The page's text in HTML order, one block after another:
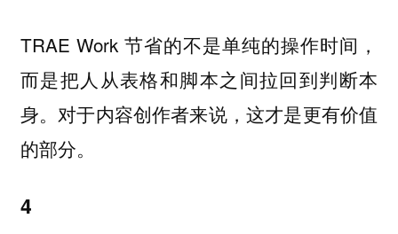
TRAE Work 节省的不是单纯的操作时间，
而是把人从表格和脚本之间拉回到判断本
身。对于内容创作者来说，这才是更有价值
的部分。
4